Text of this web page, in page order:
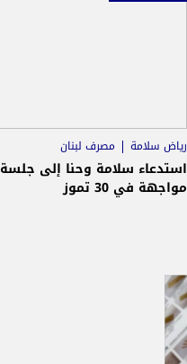
رياض سلامة مصرف لبنان
استدعاء سلامة وحنا إلى جلسة
مواجهة في 30 تموز